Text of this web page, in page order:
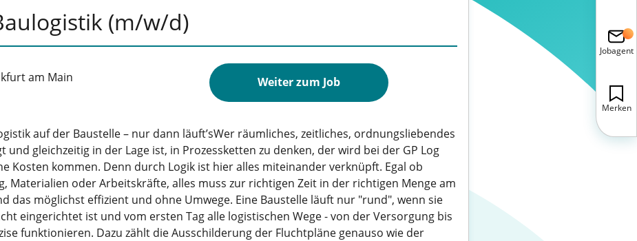
(m/w/d)
am Main Weiter zum Job
auf der Baustelle – nur dann läuft’sWer räumliches, zeitliches, ordnungsliebendes
gleichzeitig in der Lage ist, in Prozessketten zu denken, der wird bei der GP Log
Kosten kommen. Denn durch Logik ist hier alles miteinander verknüpft. Egal ob
Materialien oder Arbeitskräfte, alles muss zur richtigen Zeit in der richtigen Menge am
das möglichst effizient und ohne Umwege. Eine Baustelle läuft nur "rund", wenn sie
eingerichtet ist und vom ersten Tag alle logistischen Wege - von der Versorgung bis
funktionieren. Dazu zählt die Ausschilderung der Fluchtpläne genauso wie der
Jobagent
Merken